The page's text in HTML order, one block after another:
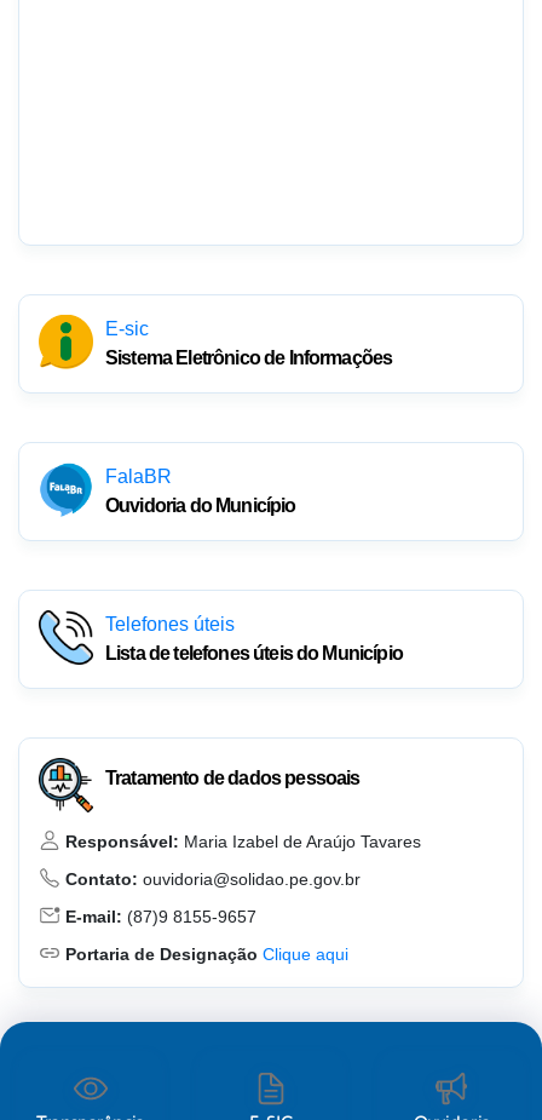
E-sic
Sistema Eletrônico de Informações
FalaBR
Ouvidoria do Município
Telefones úteis
Lista de telefones úteis do Município
Tratamento de dados pessoais
Responsável: Maria Izabel de Araújo Tavares
Contato: ouvidoria@solidao.pe.gov.br
E-mail: (87)9 8155-9657
Portaria de Designação Clique aqui